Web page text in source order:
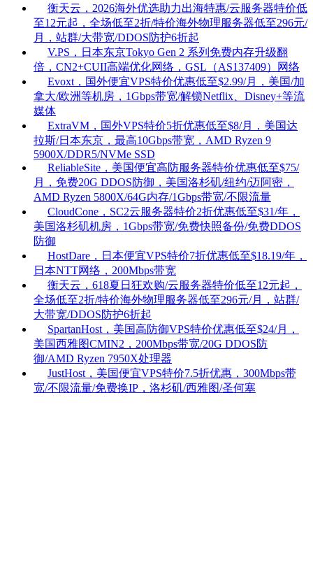
衡天云，2026海外优选助力出海特惠/云服务器特价低
至12元起，全场低至2折/特价海外物理服务器低至296元/
月，站群/大带宽/DDOS防护6折起
V.PS，日本东京Tokyo Gen 2 系列免费内存升级翻
倍，CN2+CUII高端优化网络，GSL（AS137409）网络
Evoxt，国外便宜VPS特价优惠低至$2.99/月，美国/加
拿大/欧洲等机房，1Gbps带宽/解锁Netflix、Disney+等流
媒体
ExtraVM，国外VPS特价5折优惠低至$8/月，美国达
拉斯/日本东京，最高10Gbps带宽，AMD Ryzen 9
5900X/DDR5/NVMe SSD
ReliableSite，美国便宜高防服务器特价优惠低至$75/
月，免费20G DDOS防御，美国洛杉矶/纽约/迈阿密，
AMD Ryzen 5800X/64G内存/1Gbps带宽/不限流量
CloudCone，SC2云服务器特价2折优惠低至$31/年，
美国洛杉矶机房，1Gbps带宽/免费快照备份/免费DDOS
防御
HostDare，日本便宜VPS特价7折优惠低至$18.19/年，
日本NTT网络，200Mbps带宽
衡天云，618夏日狂欢购/云服务器特价低至12元起，
全场低至2折/特价海外物理服务器低至296元/月，站群/
大带宽/DDOS防护6折起
SpartanHost，美国高防御VPS特价优惠低至$24/月，
美国西雅图CMIN2，200Mbps带宽/20G DDOS防
御/AMD Ryzen 7950X处理器
JustHost，美国便宜VPS特价7.5折优惠，300Mbps带
宽/不限流量/免费换IP，洛杉矶/西雅图/圣何塞